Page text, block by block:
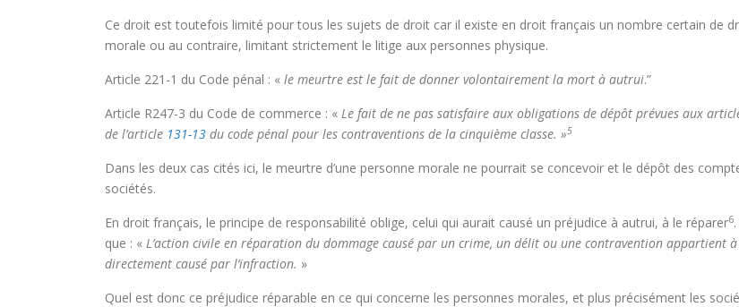
Ce droit est toutefois limité pour tous les sujets de droit car il existe en droit français un nombre certain de
morale ou au contraire, limitant strictement le litige aux personnes physique.
Article 221-1 du Code pénal : « le meurtre est le fait de donner volontairement la mort à autrui.”
Article R247-3 du Code de commerce : « Le fait de ne pas satisfaire aux obligations de dépôt prévues aux
de l’article 131-13 du code pénal pour les contraventions de la cinquième classe. »5
Dans les deux cas cités ici, le meurtre d’une personne morale ne pourrait se concevoir et le dépôt des
sociétés.
En droit français, le principe de responsabilité oblige, celui qui aurait causé un préjudice à autrui, à le réparer6
que : « L’action civile en réparation du dommage causé par un crime, un délit ou une contravention appartient
directement causé par l’infraction. »
Quel est donc ce préjudice réparable en ce qui concerne les personnes morales, et plus précisément les